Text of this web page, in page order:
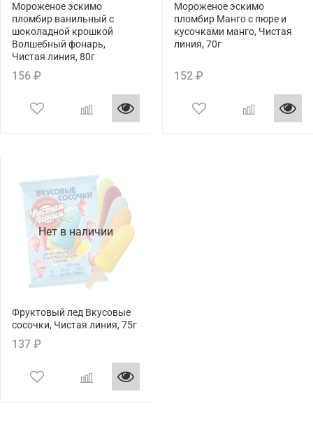
Мороженое эскимо
пломбир ванильный с
шоколадной крошкой
Волшебный фонарь,
Чистая линия, 80г
156 ₽
Мороженое эскимо
пломбир Манго с пюре и
кусочками манго, Чистая
линия, 70г
152 ₽
Нет в наличии
Фруктовый лед Вкусовые
сосочки, Чистая линия, 75г
137 ₽